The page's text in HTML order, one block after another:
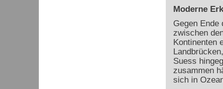
Moderne
Gegen Ende
zwischen
Kontinenten
Suess
zusammen
sich in